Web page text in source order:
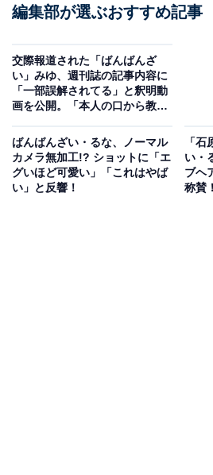
編集部が選ぶおすすめ記事
交際報道された「ばんばんざ
い」みゆ、週刊誌の記事内容に
「一部誤解されてる」と釈明動
画を公開。「本人の口から教え
ばんばんざい・るな、ノーマル
カメラ無加工!? ショットに「エ
グいほど可愛い」「これはやば
い」と反響！
「
い・
ブヘ
称賛！